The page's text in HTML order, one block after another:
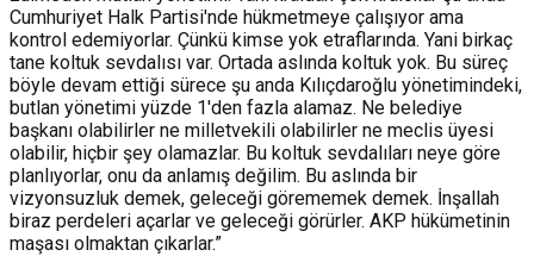
Cumhuriyet Halk Partisi'nde hükmetmeye çalışıyor ama
kontrol edemiyorlar. Çünkü kimse yok etraflarında. Yani birkaç
tane koltuk sevdalısı var. Ortada aslında koltuk yok. Bu süreç
böyle devam ettiği sürece şu anda Kılıçdaroğlu yönetimindeki,
butlan yönetimi yüzde 1'den fazla alamaz. Ne belediye
başkanı olabilirler ne milletvekili olabilirler ne meclis üyesi
olabilir, hiçbir şey olamazlar. Bu koltuk sevdalıları neye göre
planlıyorlar, onu da anlamış değilim. Bu aslında bir
vizyonsuzluk demek, geleceği görememek demek. İnşallah
biraz perdeleri açarlar ve geleceği görürler. AKP hükümetinin
maşası olmaktan çıkarlar.”